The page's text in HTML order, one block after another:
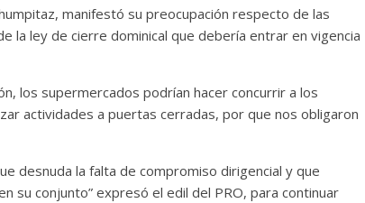
manifestó su preocupación respecto de las
la ley de cierre dominical que debería entrar en vigencia
los supermercados podrían hacer concurrir a los
actividades a puertas cerradas, por que nos obligaron
desnuda la falta de compromiso dirigencial y que
su conjunto” expresó el edil del PRO, para continuar